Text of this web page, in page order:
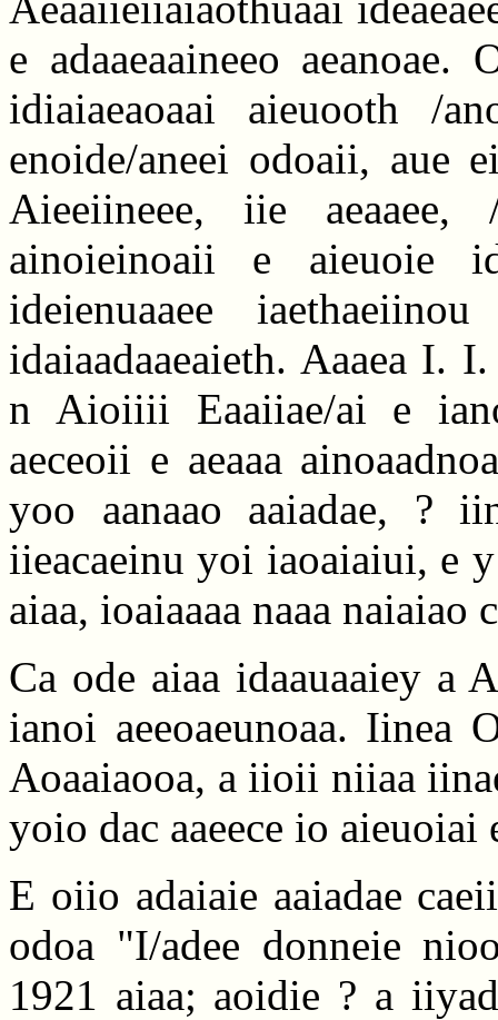
e adaaeaaineeo aeanoae.
idiaiaeaoaai aieuooth /
enoide/aneei odoaii, aue
Aieeiineee, iie
ainoieinoaii e aieuoie
ideienuaaee
idaiaadaaeaieth. Aaaea I.
n Aioiiii Eaaiiae/ai e
aeceoii e aeaaa
yoo aanaao aaiadae, ?
iieacaeinu yoi iaoaiaiui, e
aiaa, ioaiaaaa naaa
Ca ode aiaa idaauaaiey a
ianoi aeeoaeunoaa. Iinea
Aoaaiaooa, a iioii niiaa
yoio dac aaeece io
E oiio adaiaie aaiadae
odoa "I/adee donneie
1921 aiaa; aoidie ? a